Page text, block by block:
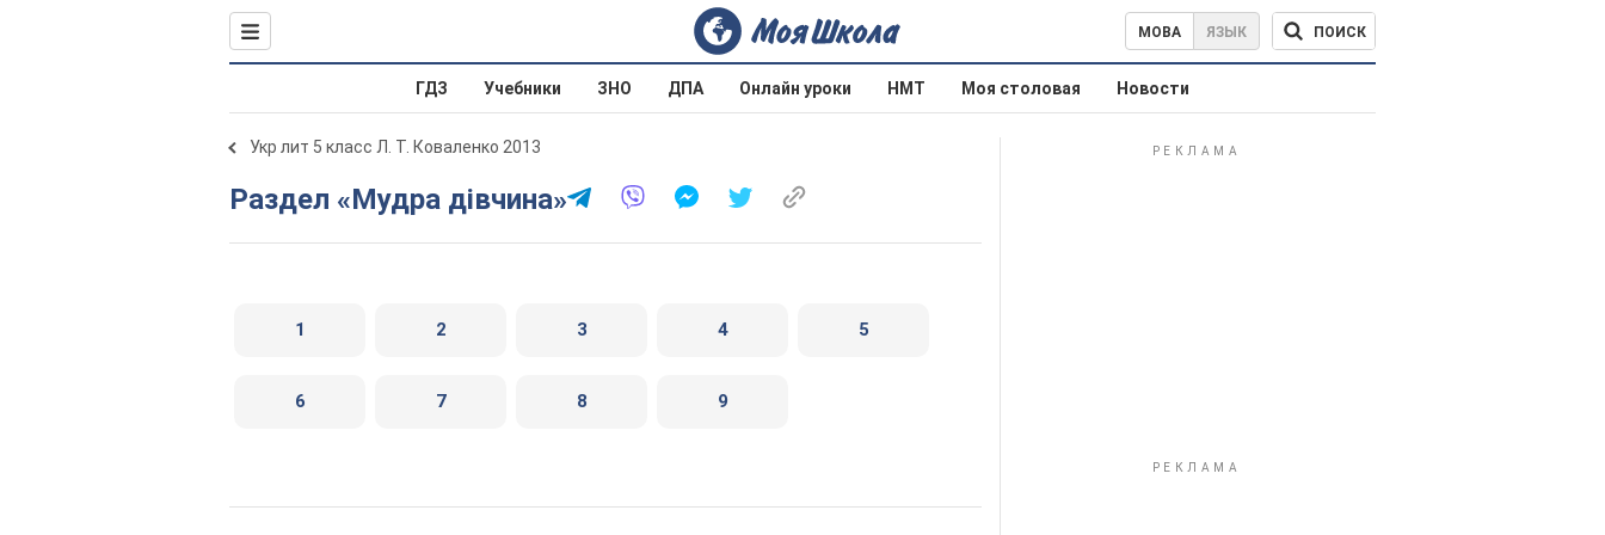
МОВА ЯЗЫК ПОИСК
ГДЗ Учебники ЗНО ДПА Онлайн уроки НМТ Моя столовая Новости
Укр лит 5 класс Л. Т. Коваленко 2013
Раздел «Мудра дівчина»
1 2 3 4 5
6 7 8 9